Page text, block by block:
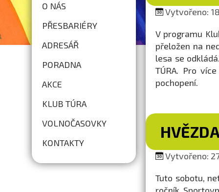
O NÁS
PŘESBARIÉRY
ADRESÁŘ
PORADNA
AKCE
KLUB TÚRA
VOLNOČASOVKY
KONTAKTY
Vytvořeno:
V programu
přeložen na
lesa se
TÚRA. Pro
pochopení.
Vytvořeno:
Tuto sobotu,